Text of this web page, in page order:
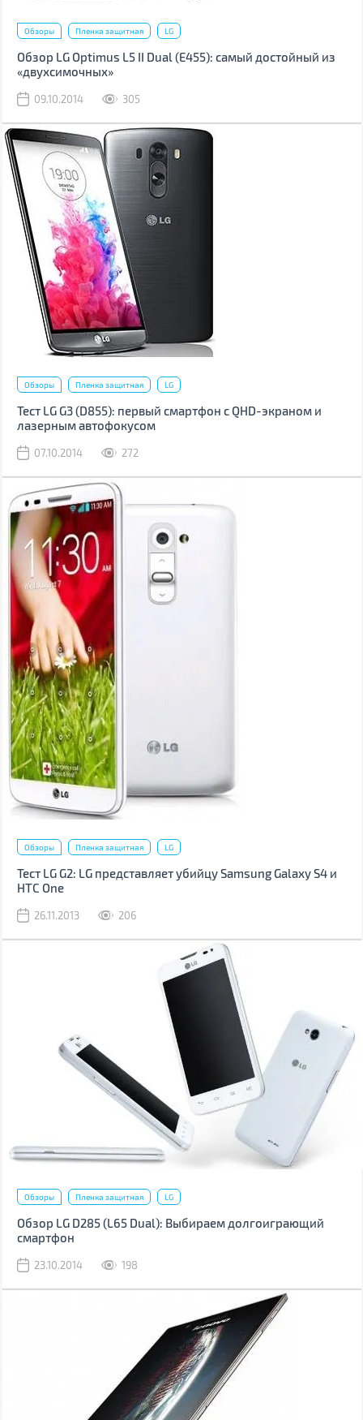
Обзоры Пленка защитная LG
Обзор LG Optimus L5 II Dual (Е455): самый достойный из
«двухсимочных»
09.10.2014 305
Обзоры Пленка защитная LG
Тест LG G3 (D855): первый смартфон с QHD-экраном и
лазерным автофокусом
07.10.2014 272
Обзоры Пленка защитная LG
Тест LG G2: LG представляет убийцу Samsung Galaxy S4 и
HTC One
26.11.2013 206
Обзоры Пленка защитная LG
Обзор LG D285 (L65 Dual): Выбираем долгоиграющий
смартфон
23.10.2014 198